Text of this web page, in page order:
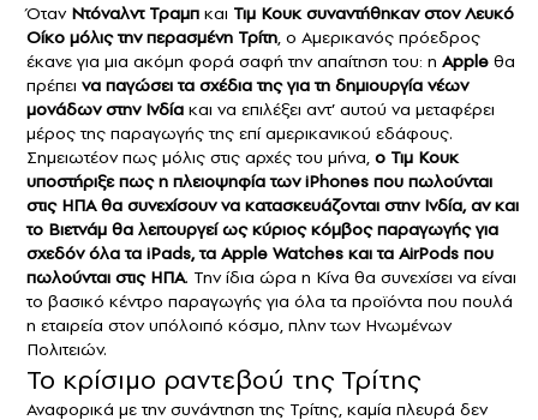
ΌτανΝτόναλντ Τραμπ και Τιμ Κουκ συναντήθηκαν στον Λευκό
Οίκο μόλις την περασμένη Τρίτη, ο Αμερικανός πρόεδρος
έκανε για μια ακόμη φορά σαφή την απαίτηση του: η Apple θα
πρέπει να παγώσει τα σχέδια της για τη δημιουργία νέων
μονάδων στην Ινδία και να επιλέξει αντ’ αυτού να μεταφέρει
μέρος της παραγωγής της επί αμερικανικού εδάφους.
Σημειωτέον πως μόλις στις αρχές του μήνα, ο Τιμ Κουκ
υποστήριξε πως η πλειοψηφία τωνiPhones που πωλούνται
στις ΗΠΑ θα συνεχίσουν να κατασκευάζονται στην Ινδία, αν και
το Βιετνάμ θα λειτουργεί ως κύριος κόμβος παραγωγής για
σχεδόν όλα τα iPads, τα Apple Watches και τα AirPods που
πωλούνται στις ΗΠΑ. Την ίδια ώρα η Κίνα θα συνεχίσει να είναι
το βασικό κέντρο παραγωγής για όλα τα προϊόντα που πουλά
η εταιρεία στον υπόλοιπό κόσμο, πλην των Ηνωμένων
Πολιτειών.
Το κρίσιμο ραντεβού της Τρίτης
Αναφορικά με την συνάντηση της Τρίτης, καμία πλευρά δεν